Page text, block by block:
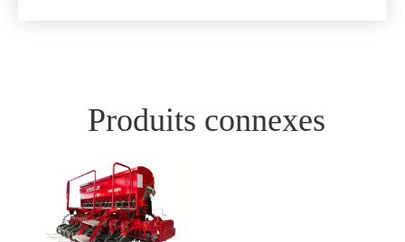
Produits connexes